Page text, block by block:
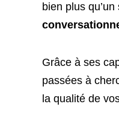
bien plus
Grâce à ses
passées à
la qualité de